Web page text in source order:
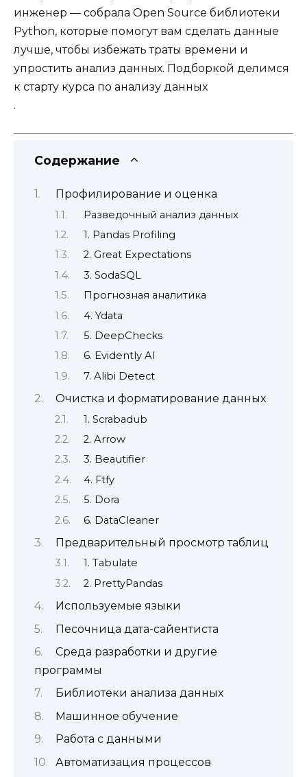
инженер — собрала Open Source библиотеки
Python, которые помогут вам сделать данные
лучше, чтобы избежать траты времени и
упростить анализ данных. Подборкой делимся
к старту курса по анализу данных
.
Содержание
Профилирование и оценка
Разведочный анализ данных
1. Pandas Profiling
2. Great Expectations
3. SodaSQL
Прогнозная аналитика
4. Ydata
5. DeepChecks
6. Evidently AI
7. Alibi Detect
Очистка и форматирование данных
1. Scrabadub
2. Arrow
3. Beautifier
4. Ftfy
5. Dora
6. DataCleaner
Предварительный просмотр таблиц
1. Tabulate
2. PrettyPandas
Используемые языки
Песочница дата-сайентиста
Среда разработки и другие
программы
Библиотеки анализа данных
Машинное обучение
Работа с данными
Автоматизация процессов